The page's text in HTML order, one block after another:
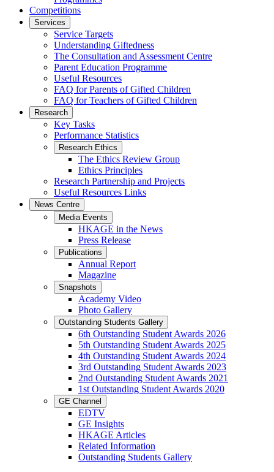
Competitions
Services
Service Targets
Understanding Giftedness
The Consultation and Assessment Centre
Parent Education Programme
Useful Resources
FAQ for Parents of Gifted Children
FAQ for Teachers of Gifted Children
Research
Key Tasks
Performance Statistics
Research Ethics
The Ethics Review Group
Ethics Principles
Research Partnership and Projects
Useful Resources Links
News Centre
Media Events
HKAGE in the News
Press Release
Publications
Annual Report
Magazine
Snapshots
Academy Video
Photo Gallery
Outstanding Students Gallery
6th Outstanding Student Awards 2026
5th Outstanding Student Awards 2025
4th Outstanding Student Awards 2024
3rd Outstanding Student Awards 2023
2nd Outstanding Student Awards 2021
1st Outstanding Student Awards 2020
GE Channel
EDTV
GE Insights
HKAGE Articles
Related Information
Outstanding Students Gallery